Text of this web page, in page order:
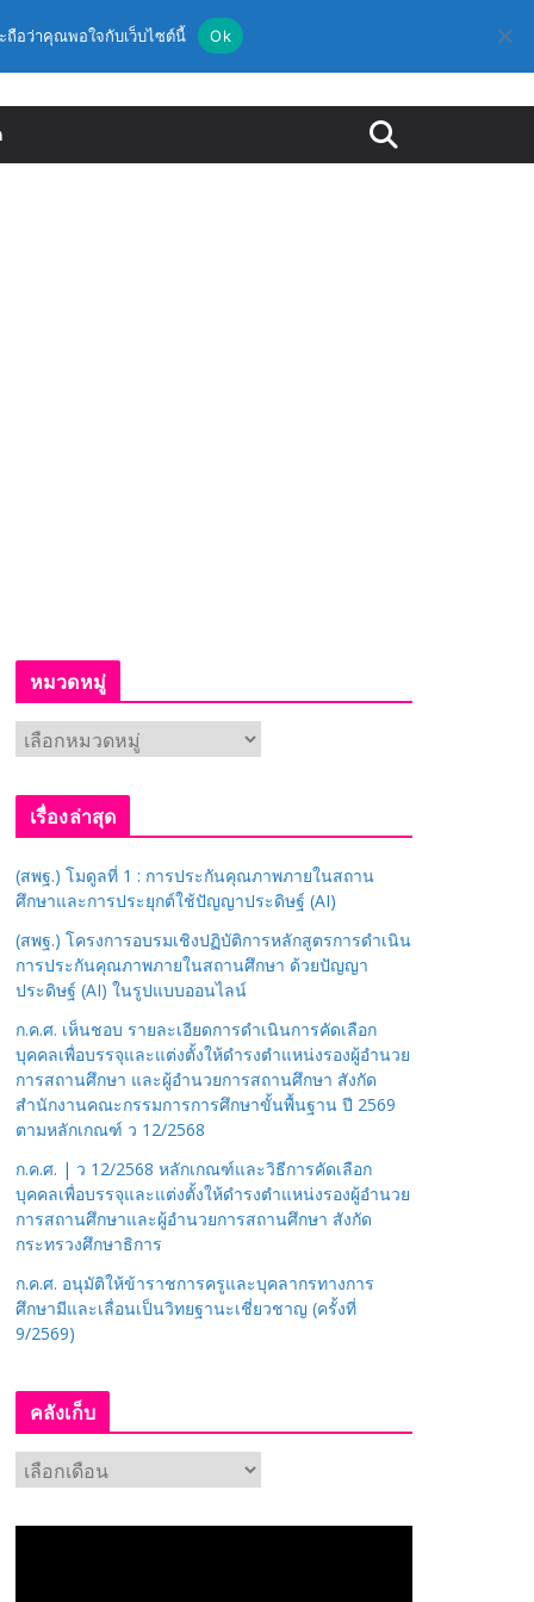
หมวดหมู่
ม
ว
มู่
เรื่องล่าสุด
(สพฐ.) โมดูลที่ 1 : การประกันคุณภาพภายในสถาน
ศึกษาและการประยุกต์ใช้ปัญญาประดิษฐ์ (AI)
(สพฐ.) โครงการอบรมเชิงปฏิบัติการหลักสูตรการดำเนิน
การประกันคุณภาพภายในสถานศึกษา ด้วยปัญญา
ประดิษฐ์ (AI) ในรูปแบบออนไลน์
ก.ค.ศ. เห็นชอบ รายละเอียดการดำเนินการคัดเลือก
บุคคลเพื่อบรรจุและแต่งตั้งให้ดำรงตำแหน่งรองผู้อำนวย
การสถานศึกษา และผู้อำนวยการสถานศึกษา สังกัด
สำนักงานคณะกรรมการการศึกษาขั้นพื้นฐาน ปี 2569
ตามหลักเกณฑ์ ว 12/2568
ก.ค.ศ. | ว 12/2568 หลักเกณฑ์และวิธีการคัดเลือก
บุคคลเพื่อบรรจุและแต่งตั้งให้ดำรงตำแหน่งรองผู้อำนวย
การสถานศึกษาและผู้อำนวยการสถานศึกษา สังกัด
กระทรวงศึกษาธิการ
ก.ค.ศ. อนุมัติให้ข้าราชการครูและบุคลากรทางการ
ศึกษามีและเลื่อนเป็นวิทยฐานะเชี่ยวชาญ (ครั้งที่
9/2569)
คลังเก็บ
ลั
ง
ถือว่าคุณพอใจกับเว็บไซต์นี้ Ok